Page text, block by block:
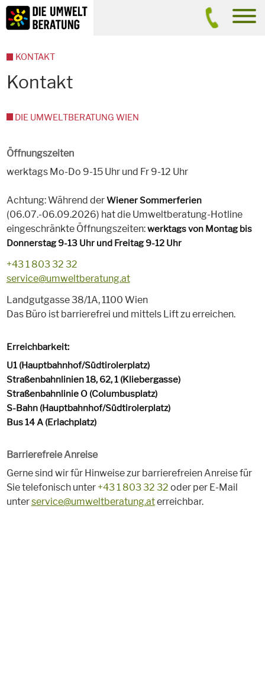
Inhalt
Suche
Kontakt
DIE UMWELTBERATUNG WIEN
Öffnungszeiten
werktags Mo-Do 9-15 Uhr und Fr 9-12 Uhr
Achtung: Während derWiener Sommerferien
(06.07.-06.09.2026) hat die Umweltberatung-Hotline
eingeschränkte Öffnungszeiten:werktags von Montag bis
Donnerstag 9-13 Uhr und Freitag 9-12 Uhr
+43 1 803 32 32
service@umweltberatung.at
Landgutgasse 38/1A, 1100 Wien
Das Büro ist barrierefrei und mittels Lift zu erreichen.
Erreichbarkeit:
U1 (Hauptbahnhof/Südtirolerplatz)
Straßenbahnlinien 18, 62, 1 (Kliebergasse)
Straßenbahnlinie O (Columbusplatz)
S-Bahn (Hauptbahnhof/Südtirolerplatz)
Bus 14 A (Erlachplatz)
Barrierefreie Anreise
Gerne sind wir für Hinweise zur barrierefreien Anreise für
Sie telefonisch unter +43 1 803 32 32 oder per E-Mail
unterservice@umweltberatung.aterreichbar.
KONTAKT